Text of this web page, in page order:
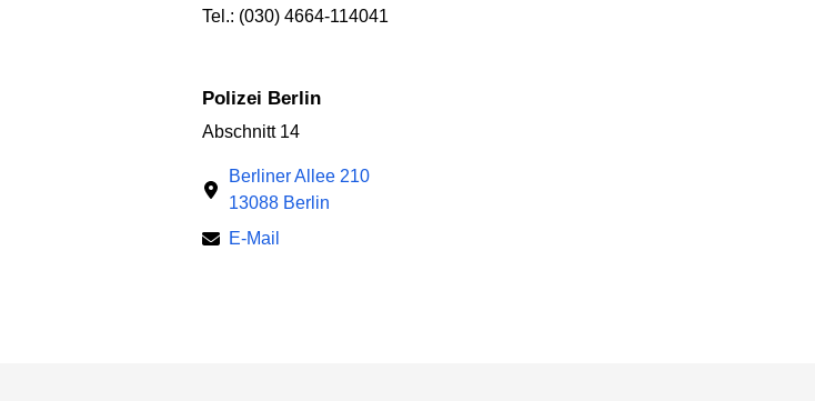
Tel.: (030) 4664-114041
Polizei Berlin
Abschnitt 14
Berliner Allee 210
13088 Berlin
E-Mail